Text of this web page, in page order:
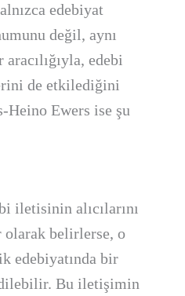
edebiyat
değil, aynı
edebi
de etkilediğini
Heino Ewers ise şu
iletisinin alıcılarını
olarak belirlerse, o
edebiyatında bir
Bu iletişimin